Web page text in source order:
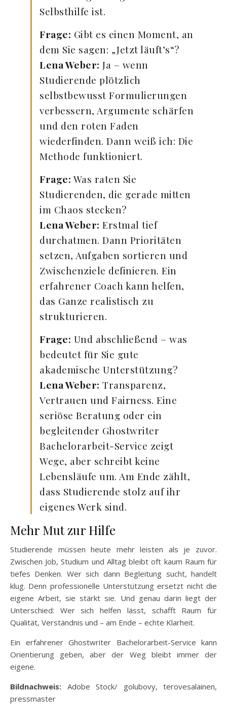
Selbsthilfe ist.
Frage: Gibt es einen Moment, an
dem Sie sagen: „Jetzt läuft’s“?
Lena Weber: Ja – wenn
Studierende plötzlich
selbstbewusst Formulierungen
verbessern, Argumente schärfen
und den roten Faden
wiederfinden. Dann weiß ich: Die
Methode funktioniert.
Frage: Was raten Sie
Studierenden, die gerade mitten
im Chaos stecken?
Lena Weber: Erstmal tief
durchatmen. Dann Prioritäten
setzen, Aufgaben sortieren und
Zwischenziele definieren. Ein
erfahrener Coach kann helfen,
das Ganze realistisch zu
strukturieren.
Frage: Und abschließend – was
bedeutet für Sie gute
akademische Unterstützung?
Lena Weber: Transparenz,
Vertrauen und Fairness. Eine
seriöse Beratung oder ein
begleitender Ghostwriter
Bachelorarbeit-Service zeigt
Wege, aber schreibt keine
Lebensläufe um. Am Ende zählt,
dass Studierende stolz auf ihr
eigenes Werk sind.
Mehr Mut zur Hilfe
Studierende müssen heute mehr leisten als je zuvor.
Zwischen Job, Studium und Alltag bleibt oft kaum Raum für
tiefes Denken. Wer sich dann Begleitung sucht, handelt
klug. Denn professionelle Unterstützung ersetzt nicht die
eigene Arbeit, sie stärkt sie. Und genau darin liegt der
Unterschied: Wer sich helfen lässt, schafft Raum für
Qualität, Verständnis und – am Ende – echte Klarheit.
Ein erfahrener Ghostwriter Bachelorarbeit-Service kann
Orientierung geben, aber der Weg bleibt immer der
eigene.
Bildnachweis: Adobe Stock/ golubovy, terovesalainen,
pressmaster